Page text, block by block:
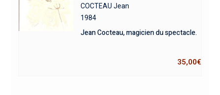
COCTEAU Jean
1984
Jean Cocteau, magicien du spectacle.
35,00€